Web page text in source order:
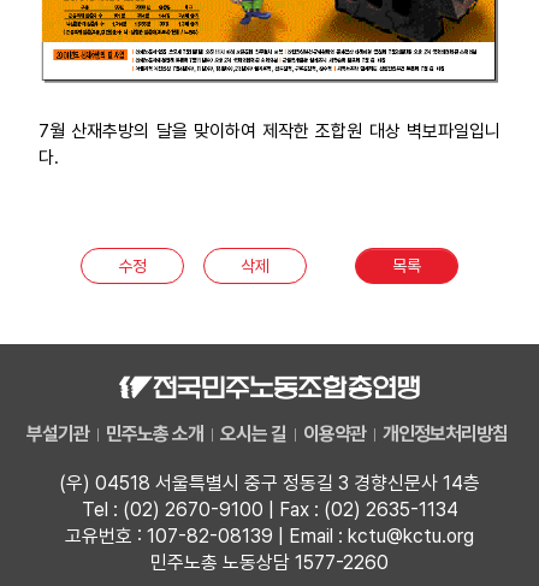
7월 산재추방의 달을 맞이하여 제작한 조합원 대상 벽보파일입니
다.
수정 삭제 목록
부설기관 민주노총 소개 오시는 길 이용약관 개인정보처리방침
(우) 04518 서울특별시 중구 정동길 3 경향신문사 14층
Tel : (02) 2670-9100 | Fax : (02) 2635-1134
고유번호 : 107-82-08139 | Email : kctu@kctu.org
민주노총 노동상담 1577-2260